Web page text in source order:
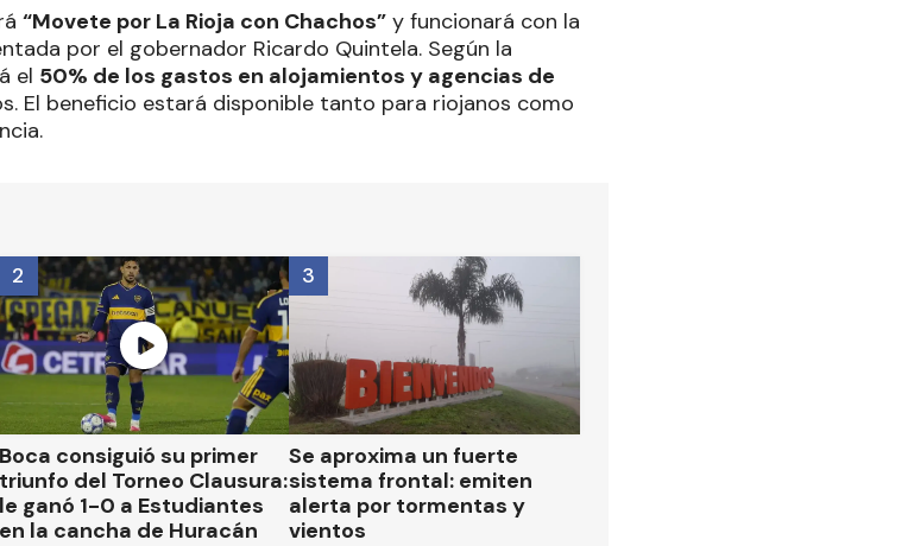
“Movete por La Rioja con Chachos” y funcionará con la
por el gobernador Ricardo Quintela. Según la
el 50% de los gastos en alojamientos y agencias de
El beneficio estará disponible tanto para riojanos como
Boca consiguió su primer
triunfo del Torneo Clausura:
le ganó 1-0 a Estudiantes
en la cancha de Huracán
2
Se aproxima un fuerte
sistema frontal: emiten
alerta por tormentas y
vientos
3